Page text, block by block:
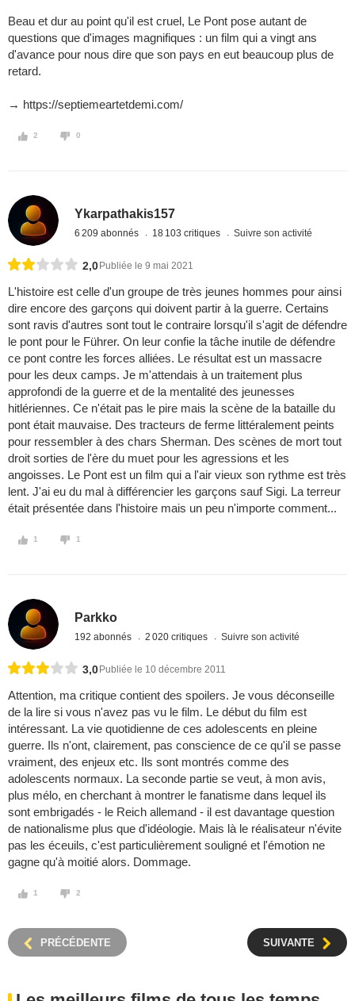
Beau et dur au point qu'il est cruel, Le Pont pose autant de
questions que d'images magnifiques : un film qui a vingt ans
d'avance pour nous dire que son pays en eut beaucoup plus de
retard.
→ https://septiemeartetdemi.com/
2 0
Ykarpathakis157
6 209 abonnés 18 103 critiques Suivre son activité
2,0 Publiée le 9 mai 2021
L'histoire est celle d'un groupe de très jeunes hommes pour ainsi
dire encore des garçons qui doivent partir à la guerre. Certains
sont ravis d'autres sont tout le contraire lorsqu'il s'agit de défendre
le pont pour le Führer. On leur confie la tâche inutile de défendre
ce pont contre les forces alliées. Le résultat est un massacre
pour les deux camps. Je m'attendais à un traitement plus
approfondi de la guerre et de la mentalité des jeunesses
hitlériennes. Ce n'était pas le pire mais la scène de la bataille du
pont était mauvaise. Des tracteurs de ferme littéralement peints
pour ressembler à des chars Sherman. Des scènes de mort tout
droit sorties de l'ère du muet pour les agressions et les
angoisses. Le Pont est un film qui a l'air vieux son rythme est très
lent. J'ai eu du mal à différencier les garçons sauf Sigi. La terreur
était présentée dans l'histoire mais un peu n'importe comment...
1 1
Parkko
192 abonnés 2 020 critiques Suivre son activité
3,0 Publiée le 10 décembre 2011
Attention, ma critique contient des spoilers. Je vous déconseille
de la lire si vous n'avez pas vu le film. Le début du film est
intéressant. La vie quotidienne de ces adolescents en pleine
guerre. Ils n'ont, clairement, pas conscience de ce qu'il se passe
vraiment, des enjeux etc. Ils sont montrés comme des
adolescents normaux. La seconde partie se veut, à mon avis,
plus mélo, en cherchant à montrer le fanatisme dans lequel ils
sont embrigadés - le Reich allemand - il est davantage question
de nationalisme plus que d'idéologie. Mais là le réalisateur n'évite
pas les éceuils, c'est particulièrement souligné et l'émotion ne
gagne qu'à moitié alors. Dommage.
1 2
PRÉCÉDENTE SUIVANTE